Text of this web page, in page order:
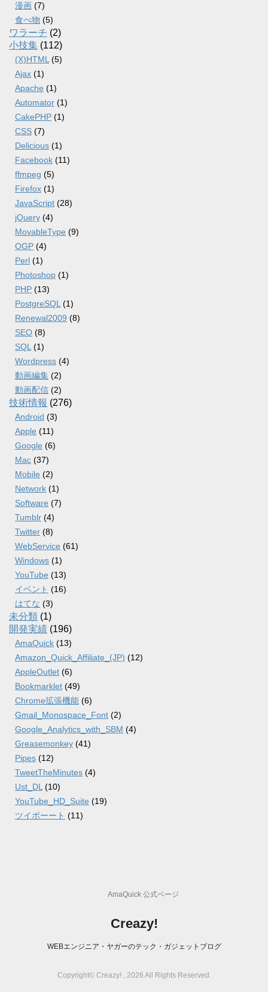
漫画 (7)
食べ物 (5)
ワラーチ (2)
小技集 (112)
(X)HTML (5)
Ajax (1)
Apache (1)
Automator (1)
CakePHP (1)
CSS (7)
Delicious (1)
Facebook (11)
ffmpeg (5)
Firefox (1)
JavaScript (28)
jQuery (4)
MovableType (9)
OGP (4)
Perl (1)
Photoshop (1)
PHP (13)
PostgreSQL (1)
Renewal2009 (8)
SEO (8)
SQL (1)
Wordpress (4)
動画編集 (2)
動画配信 (2)
技術情報 (276)
Android (3)
Apple (11)
Google (6)
Mac (37)
Mobile (2)
Network (1)
Software (7)
Tumblr (4)
Twitter (8)
WebService (61)
Windows (1)
YouTube (13)
イベント (16)
はてな (3)
未分類 (1)
開発実績 (196)
AmaQuick (13)
Amazon_Quick_Affiliate_(JP) (12)
AppleOutlet (6)
Bookmarklet (49)
Chrome拡張機能 (6)
Gmail_Monospace_Font (2)
Google_Analytics_with_SBM (4)
Greasemonkey (41)
Pipes (12)
TweetTheMinutes (4)
Ust_DL (10)
YouTube_HD_Suite (19)
ツイポーート (11)
AmaQuick 公式ページ
Creazy!
WEBエンジニア・ヤガーのテック・ガジェットブログ
Copyright© Creazy! , 2026 All Rights Reserved.